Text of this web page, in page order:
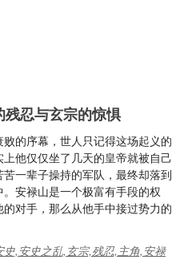
忍与玄宗的惊惧
的序幕，世人只记得这场起义的
他仅仅坐了几天的皇帝就被自己
一辈子操持的军队，最终却落到
安禄山是一个极富有手段的权
对手，那么从他手中接过势力的
史,安史之乱,玄宗,残忍,主角,安禄